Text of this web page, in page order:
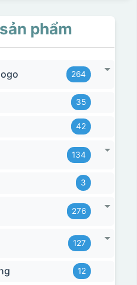
phẩm
264
35
42
134
3
276
127
12